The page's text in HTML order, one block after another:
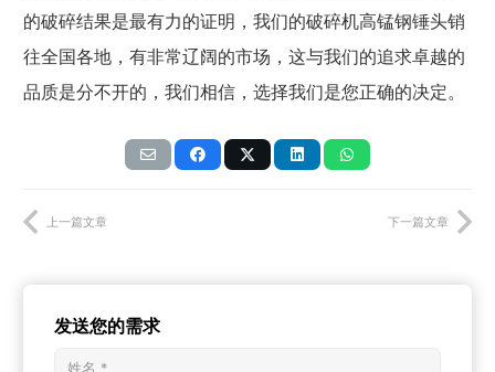
的破碎结果是最有力的证明，我们的破碎机高锰钢锤头销
往全国各地，有非常辽阔的市场，这与我们的追求卓越的
品质是分不开的，我们相信，选择我们是您正确的决定。
上一篇文章 下一篇文章
发送您的需求